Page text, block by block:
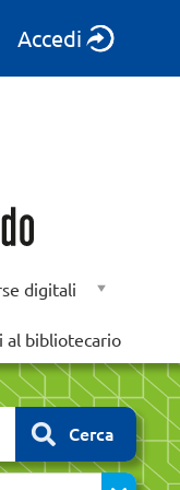
Accedi
digitali
al bibliotecario
Cerca